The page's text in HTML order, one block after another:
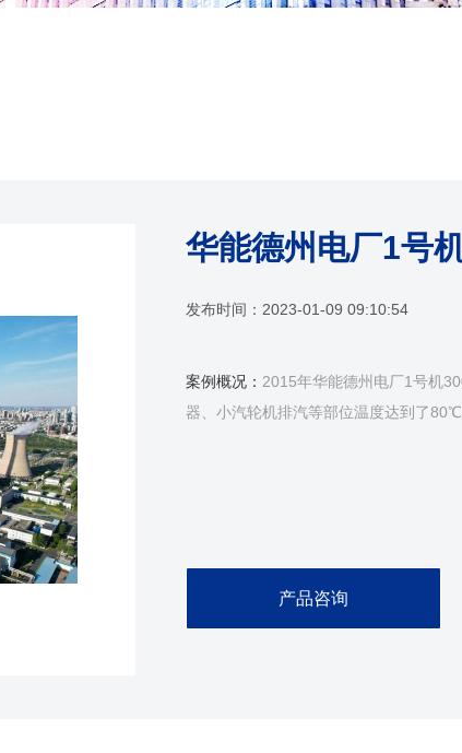
华能德州电厂1号
发布时间： 2023-01-09 09:10:54
案例概况： 2015年华能德州电厂1号机
器、小汽轮机排汽等部位温度达到了
产品咨询